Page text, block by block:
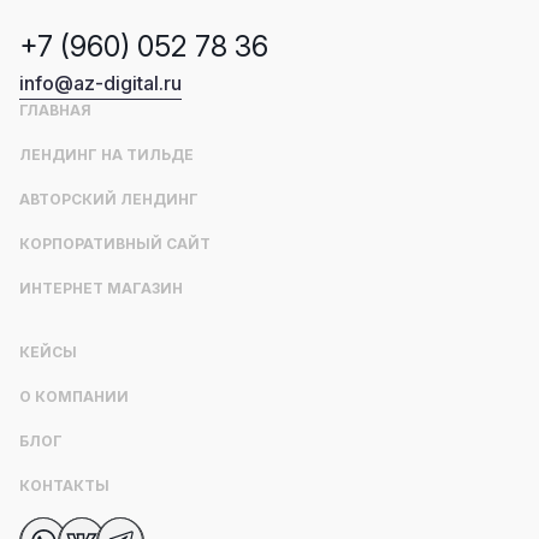
+7 (960) 052 78 36
info@az-digital.ru
ГЛАВНАЯ
ЛЕНДИНГ НА ТИЛЬДЕ
АВТОРСКИЙ ЛЕНДИНГ
КОРПОРАТИВНЫЙ САЙТ
ИНТЕРНЕТ МАГАЗИН
КЕЙСЫ
О КОМПАНИИ
БЛОГ
КОНТАКТЫ